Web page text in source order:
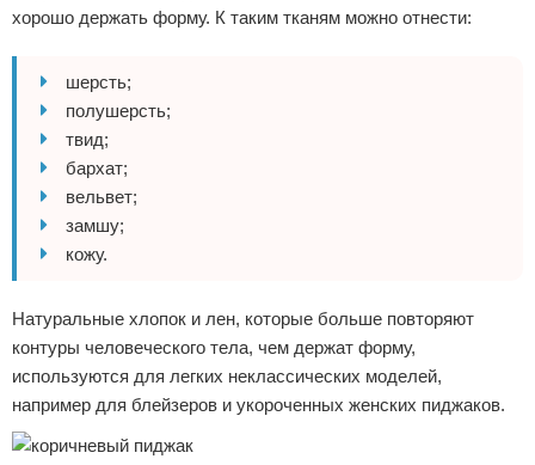
хорошо держать форму. К таким тканям можно отнести:
шерсть;
полушерсть;
твид;
бархат;
вельвет;
замшу;
кожу.
Натуральные хлопок и лен, которые больше повторяют
контуры человеческого тела, чем держат форму,
используются для легких неклассических моделей,
например для блейзеров и укороченных женских пиджаков.